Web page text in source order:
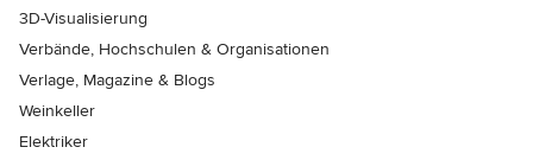
3D-Visualisierung
Verbände, Hochschulen & Organisationen
Verlage, Magazine & Blogs
Weinkeller
Elektriker